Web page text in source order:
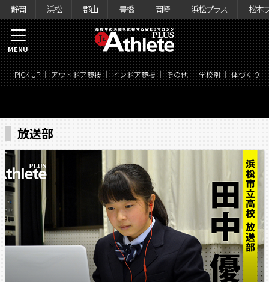
静岡 浜松 郡山 豊橋 岡崎 浜松プラス 松本
PICK UP アウトドア競技 インドア競技 その他 学校別 体づくり
MENU
放送部